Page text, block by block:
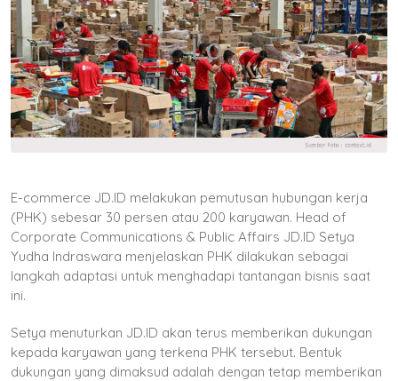
E-commerce JD.ID melakukan pemutusan hubungan kerja
(PHK) sebesar 30 persen atau 200 karyawan. Head of
Corporate Communications & Public Affairs JD.ID Setya
Yudha Indraswara menjelaskan PHK dilakukan sebagai
langkah adaptasi untuk menghadapi tantangan bisnis saat
ini.
Setya menuturkan JD.ID akan terus memberikan dukungan
kepada karyawan yang terkena PHK tersebut. Bentuk
dukungan yang dimaksud adalah dengan tetap memberikan